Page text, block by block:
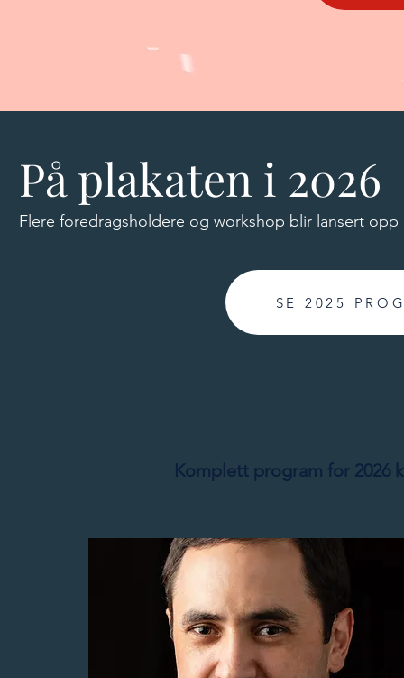
På plakaten i 2026
Flere foredragsholdere og workshop blir lansert
SE 2025
Komplett program for 2026